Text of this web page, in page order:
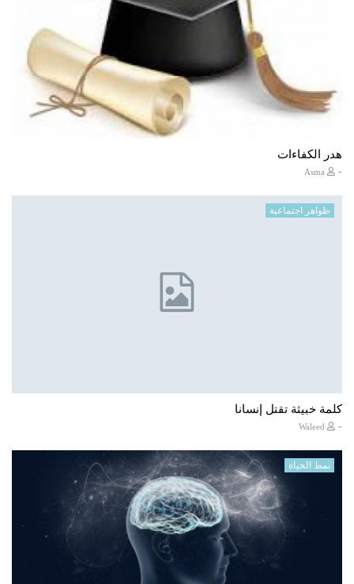
هدر الكفاءات
-
ظواهر اجتماعية
كلمة خبيثة تقتل إنسانا
-
نمط الحياة